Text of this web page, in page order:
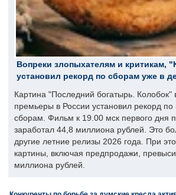
Вопреки злопыхателям и критикам,
установил рекорд по сборам уже в
Картина "Последний богатырь. Колобок"
премьеры в России установил рекорд по
сборам. Фильм к 19.00 мск первого дня
заработал 44,8 миллиона рублей. Это
другие летние релизы 2026 года. При
картины, включая предпродажи,
миллиона рублей.